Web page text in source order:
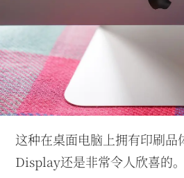
这种在桌面电脑上拥有印刷
Display还是非常令人欣喜的。